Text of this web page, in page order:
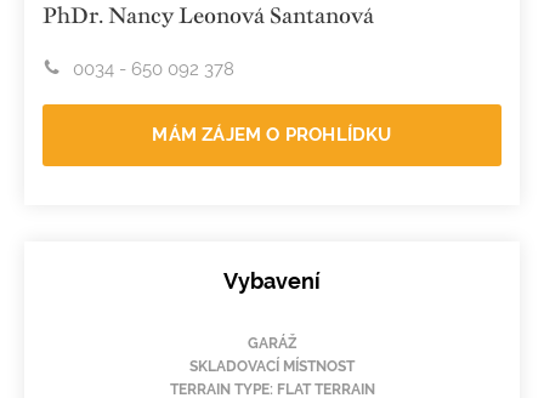
PhDr. Nancy Leonová Santanová
0034 - 650 092 378
MÁM ZÁJEM O PROHLÍDKU
Vybavení
GARÁŽ
SKLADOVACÍ MÍSTNOST
TERRAIN TYPE: FLAT TERRAIN